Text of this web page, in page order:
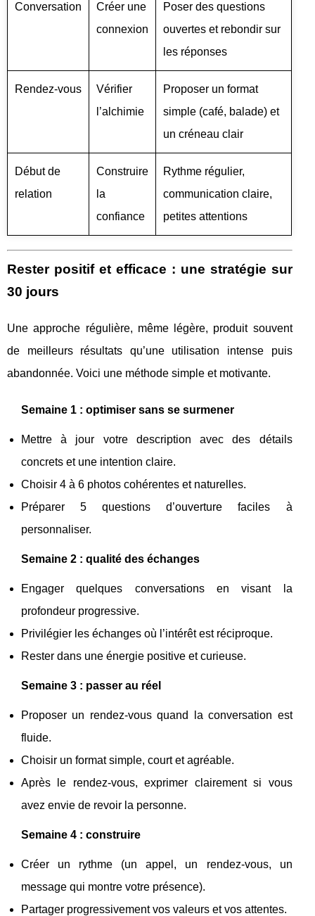
Conversation
Créer une
connexion
Poser des questions
ouvertes et rebondir sur
les réponses
Rendez-vous
Vérifier
l’alchimie
Proposer un format
simple (café, balade) et
un créneau clair
Début de
relation
Construire
la
confiance
Rythme régulier,
communication claire,
petites attentions
Rester positif et efficace : une stratégie sur
30 jours
Une approche régulière, même légère, produit souvent
de meilleurs résultats qu’une utilisation intense puis
abandonnée. Voici une méthode simple et motivante.
Semaine 1 : optimiser sans se surmener
Mettre à jour votre description avec des détails
concrets et une intention claire.
Choisir 4 à 6 photos cohérentes et naturelles.
Préparer 5 questions d’ouverture faciles à
personnaliser.
Semaine 2 : qualité des échanges
Engager quelques conversations en visant la
profondeur progressive.
Privilégier les échanges où l’intérêt est réciproque.
Rester dans une énergie positive et curieuse.
Semaine 3 : passer au réel
Proposer un rendez-vous quand la conversation est
fluide.
Choisir un format simple, court et agréable.
Après le rendez-vous, exprimer clairement si vous
avez envie de revoir la personne.
Semaine 4 : construire
Créer un rythme (un appel, un rendez-vous, un
message qui montre votre présence).
Partager progressivement vos valeurs et vos attentes.